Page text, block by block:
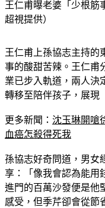
王仁甫曝老婆「少根筋
王仁甫上孫協志主持的
事的酸甜苦辣。王仁甫
業已步入軌道，兩人決
更多新聞：沈玉琳開嗆
孫協志好奇問道，男女
享：「像我會認為能用
進門的百萬沙發便是他